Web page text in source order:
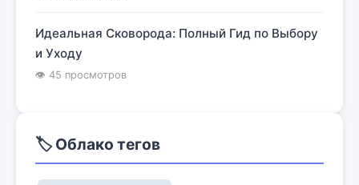
Идеальная Сковорода: Полный Гид по Выбору
и Уходу
👁 45 просмотров
🏷️ Облако тегов